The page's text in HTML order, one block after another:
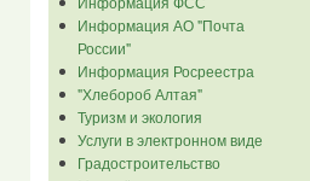
Информация АО "Почта
России"
Информация Росреестра
"Хлебороб Алтая"
Туризм и экология
Услуги в электронном виде
Градостроительство